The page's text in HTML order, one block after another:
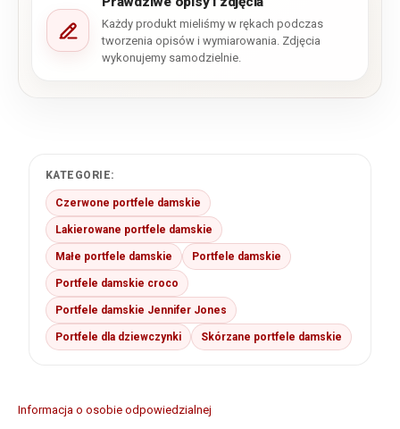
Każdy produkt mieliśmy w rękach podczas
tworzenia opisów i wymiarowania. Zdjęcia
wykonujemy samodzielnie.
KATEGORIE:
Czerwone portfele damskie
Lakierowane portfele damskie
Małe portfele damskie Portfele damskie
Portfele damskie croco
Portfele damskie Jennifer Jones
Portfele dla dziewczynki Skórzane portfele damskie
Informacja o osobie odpowiedzialnej